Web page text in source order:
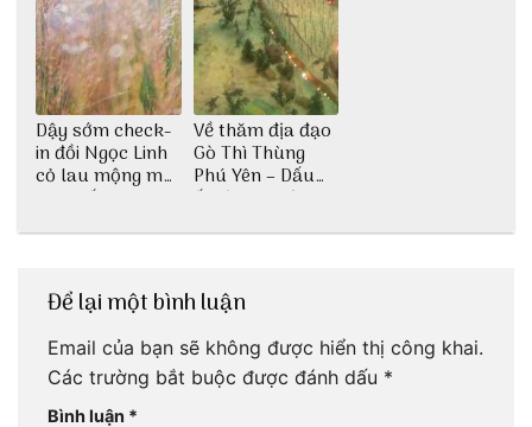
Dậy sớm check-
in đồi Ngọc Linh
cỏ lau mộng mơ
tại Huế nè bạn
Về thăm địa đạo
Gò Thì Thùng
Phú Yên – Dấu
ấn lịch sử còn
Để lại một bình luận
Email của bạn sẽ không được hiển thị công khai.
Các trường bắt buộc được đánh dấu *
Bình luận *